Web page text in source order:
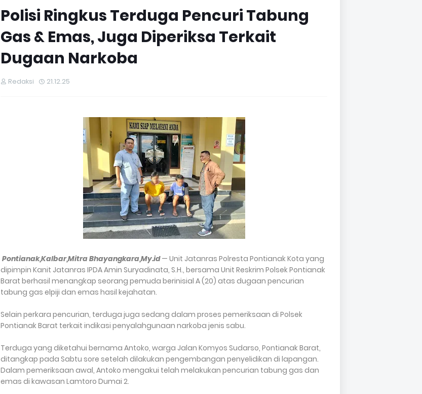
Polisi Ringkus Terduga Pencuri Tabung
Gas & Emas, Juga Diperiksa Terkait
Dugaan Narkoba
Redaksi 21.12.25
Pontianak,Kalbar,Mitra Bhayangkara,My.id— Unit Jatanras Polresta Pontianak Kota yang
dipimpin Kanit Jatanras IPDA Amin Suryadinata, S.H., bersama Unit Reskrim Polsek Pontianak
Barat berhasil menangkap seorang pemuda berinisial A (20) atas dugaan pencurian
tabung gas elpiji dan emas hasil kejahatan.
Selain perkara pencurian, terduga juga sedang dalam proses pemeriksaan di Polsek
Pontianak Barat terkait indikasi penyalahgunaan narkoba jenis sabu.
Terduga yang diketahui bernama Antoko, warga Jalan Komyos Sudarso, Pontianak Barat,
ditangkap pada Sabtu sore setelah dilakukan pengembangan penyelidikan di lapangan.
Dalam pemeriksaan awal, Antoko mengakui telah melakukan pencurian tabung gas dan
emas di kawasan Lamtoro Dumai 2.